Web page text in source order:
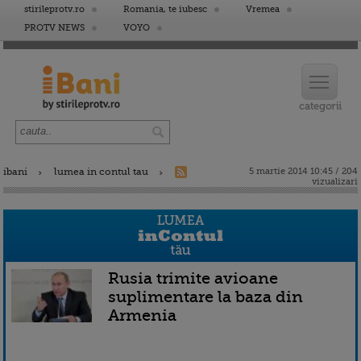
stirileprotv.ro Romania, te iubesc
Vremea
PROTV NEWS
VOYO
ibani lumea in contul tau
5 martie 2014 10:45 / 204
vizualizari
Rusia trimite avioane
suplimentare la baza din
Armenia